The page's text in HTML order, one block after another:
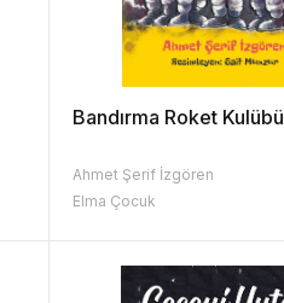
Bandırma Roket Kulübü
Ahmet Şerif İzgören
Elma Çocuk